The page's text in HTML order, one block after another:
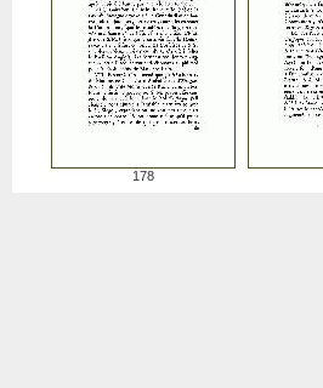
178